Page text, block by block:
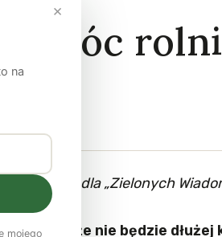
pomóc
rozmowie dla „Zielonych
ogłosił, że nie będzie dłużej
×
na
mojego